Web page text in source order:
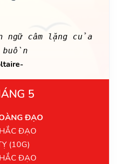
ngữ câm lặng của
buồn
5
ĐẠO
ĐẠO
(10G)
ĐẠO